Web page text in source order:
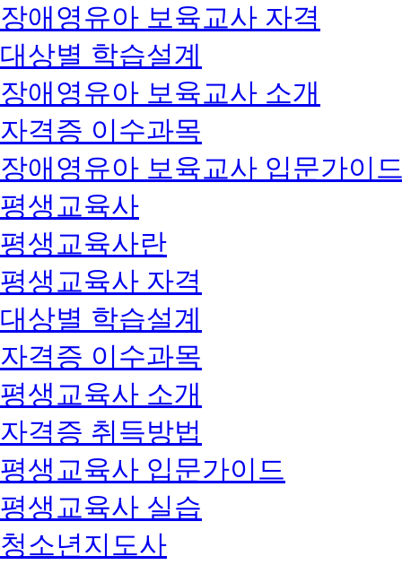
장애영유아 보육교사 자격
대상별 학습설계
장애영유아 보육교사 소개
자격증 이수과목
장애영유아 보육교사 입문가이
평생교육사
평생교육사란
평생교육사 자격
대상별 학습설계
자격증 이수과목
평생교육사 소개
자격증 취득방법
평생교육사 입문가이드
평생교육사 실습
청소년지도사